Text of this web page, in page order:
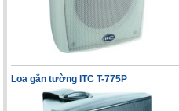
Loa gắn tường ITC T-775P